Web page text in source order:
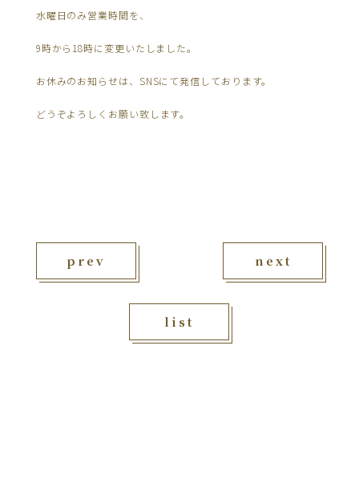
水曜日のみ営業時間を、
9時から18時に変更いたしました。
お休みのお知らせは、SNSにて発信しております。
どうぞよろしくお願い致します。
prev
list
next